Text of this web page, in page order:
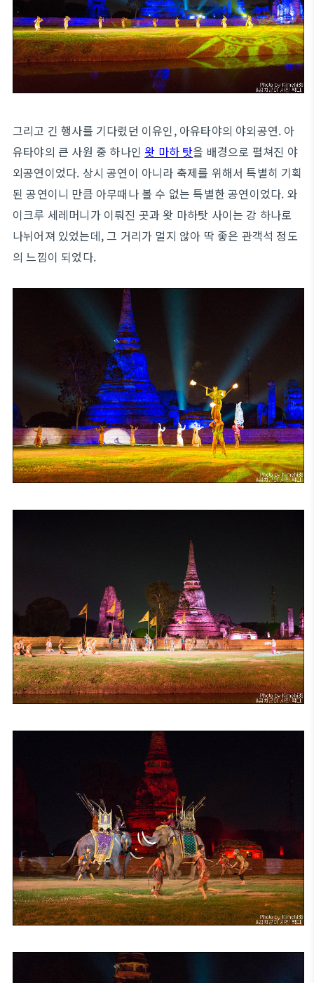
그리고 긴 행사를 기다렸던 이유인, 아유타야의 야외공연. 아
유타야의 큰 사원 중 하나인 왓 마하 탓을 배경으로 펼쳐진 야
외공연이었다. 상시 공연이 아니라 축제를 위해서 특별히 기획
된 공연이니 만큼 아무때나 볼 수 없는 특별한 공연이었다. 와
이크루 세레머니가 이뤄진 곳과 왓 마하탓 사이는 강 하나로
나뉘어져 있었는데, 그 거리가 멀지 않아 딱 좋은 관객석 정도
의 느낌이 되었다.